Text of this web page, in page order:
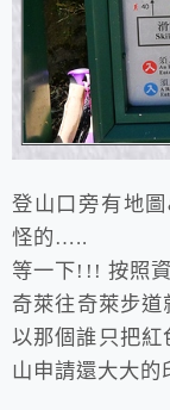
登山口旁有地
怪的…..
等一下!!! 按照
奇萊往奇萊步
以那個誰只把紅
山申請還大大